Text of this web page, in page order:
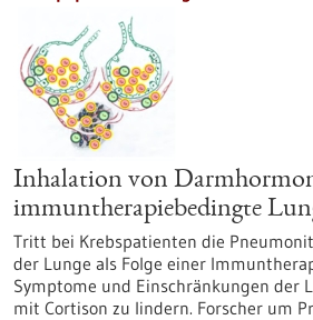
Inhalation von
immuntherapiebedingte
Tritt bei Krebspatienten die
der Lunge als Folge einer
Symptome und Einschränkungen der
mit Cortison zu lindern. Forscher um